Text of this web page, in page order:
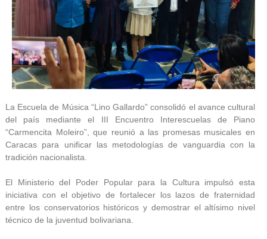
La Escuela de Música “Lino Gallardo” consolidó el avance cultural
del país mediante el III Encuentro Interescuelas de Piano
“Carmencita Moleiro”, que reunió a las promesas musicales en
Caracas para unificar las metodologías de vanguardia con la
tradición nacionalista.
El Ministerio del Poder Popular para la Cultura impulsó esta
iniciativa con el objetivo de fortalecer los lazos de fraternidad
entre los conservatorios históricos y demostrar el altísimo nivel
técnico de la juventud bolivariana.